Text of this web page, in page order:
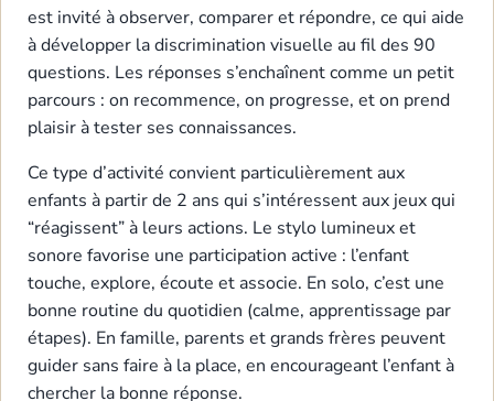
est invité à observer, comparer et répondre, ce qui aide
à développer la discrimination visuelle au fil des 90
questions. Les réponses s’enchaînent comme un petit
parcours : on recommence, on progresse, et on prend
plaisir à tester ses connaissances.
Ce type d’activité convient particulièrement aux
enfants à partir de 2 ans qui s’intéressent aux jeux qui
“réagissent” à leurs actions. Le stylo lumineux et
sonore favorise une participation active : l’enfant
touche, explore, écoute et associe. En solo, c’est une
bonne routine du quotidien (calme, apprentissage par
étapes). En famille, parents et grands frères peuvent
guider sans faire à la place, en encourageant l’enfant à
chercher la bonne réponse.